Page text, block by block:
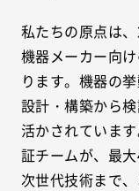
私たちの原点は
機器メーカー向
ります。機器の
設計・構築から
活かされていま
証チームが、最
次世代技術まで